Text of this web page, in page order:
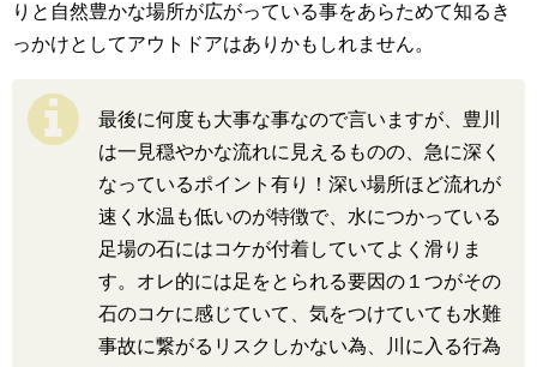
りと自然豊かな場所が広がっている事をあらためて知るき
っかけとしてアウトドアはありかもしれません。
最後に何度も大事な事なので言いますが、豊川
は一見穏やかな流れに見えるものの、急に深く
なっているポイント有り！深い場所ほど流れが
速く水温も低いのが特徴で、水につかっている
足場の石にはコケが付着していてよく滑りま
す。オレ的には足をとられる要因の１つがその
石のコケに感じていて、気をつけていても水難
事故に繋がるリスクしかない為、川に入る行為